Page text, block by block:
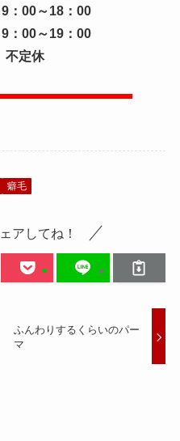
：00～18：00
～19：00
定休
癖毛
アしてね！
ふんわりするくらいのパー
マ